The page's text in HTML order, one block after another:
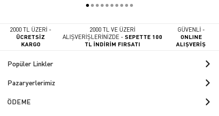
2000 TL ÜZERİ -
ÜCRETSİZ
KARGO
2000 TL VE ÜZERİ
ALIŞVERİŞLERİNİZDE -SEPETTE 100
TL İNDİRİM FIRSATI
GÜVENLİ -
ONLINE
ALIŞVERİŞ
Popüler Linkler
Pazaryerlerimiz
ÖDEME